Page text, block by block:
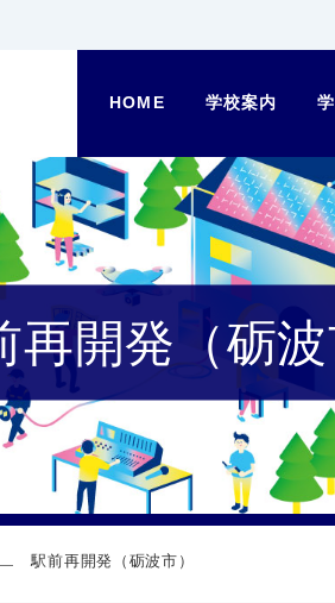
HOME 学校案内
再開発（砺波
駅前再開発（砺波市）